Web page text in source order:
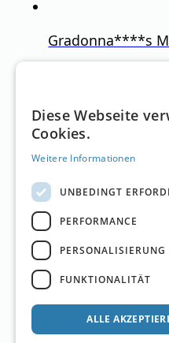
Gradonna****s
Die besten
Adler Lounge
Kals
Restaurant
Diese Webseite
Cookies.
Weitere Informationen
UNBEDINGT
PERFORMANCE
PERSONALISIERUNG
FUNKTIONALITÄT
ALLE